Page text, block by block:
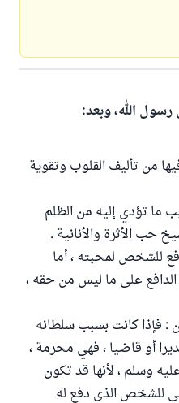
رسول الله، وبعد:
من تأليف القلوب وتقوية
ما تؤدي إليه من الظلم
حب الأثرة والأنانية .
للشخص لمحبته ، أما
على ما ليس من حقه ،
: فإذا كانت بسبب سلطانه
أو قاضيا ، فهي محرمة ،
وسلم ، لأنها قد تكون
للشخص الذي دفع له